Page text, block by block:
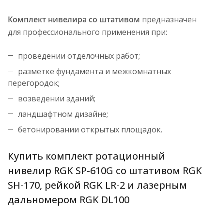
Комплект нивелира со штативом предназначен
для профессионального применения при:
проведении отделочных работ;
разметке фундамента и межкомнатных
перегородок;
возведении зданий;
ландшафтном дизайне;
бетонировании открытых площадок.
Купить комплект ротационный
нивелир RGK SP-610G со штативом RGK
SH-170, рейкой RGK LR-2 и лазерным
дальномером RGK DL100